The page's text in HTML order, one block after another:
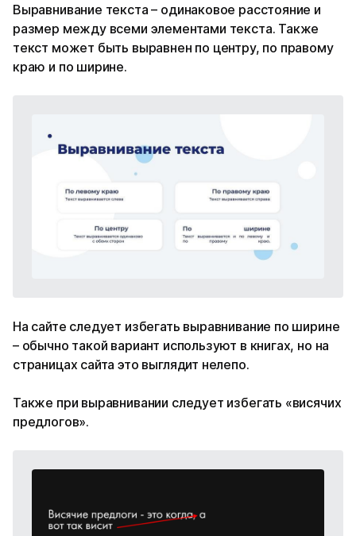
Выравнивание текста – одинаковое расстояние и
размер между всеми элементами текста. Также
текст может быть выравнен по центру, по правому
краю и по ширине.
На сайте следует избегать выравнивание по ширине
– обычно такой вариант используют в книгах, но на
страницах сайта это выглядит нелепо.
Также при выравнивании следует избегать «висячих
предлогов».